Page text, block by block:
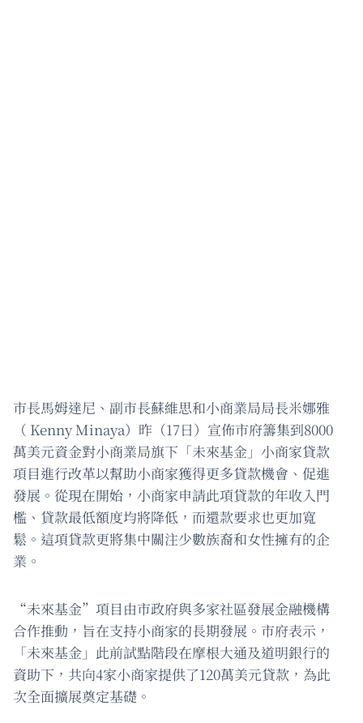
市長馬姆達尼、副市長蘇維思和小商業局局長米娜雅
（ Kenny Minaya）昨（17日）宣佈市府籌集到8000
萬美元資金對小商業局旗下「未來基金」小商家貸款
項目進行改革以幫助小商家獲得更多貸款機會、促進
發展。從現在開始，小商家申請此項貸款的年收入門
檻、貸款最低額度均將降低，而還款要求也更加寬
鬆。這項貸款更將集中關注少數族裔和女性擁有的企
業。
“未來基金”項目由市政府與多家社區發展金融機構
合作推動，旨在支持小商家的長期發展。市府表示，
「未來基金」此前試點階段在摩根大通及道明銀行的
資助下，共向4家小商家提供了120萬美元貸款，為此
次全面擴展奠定基礎。